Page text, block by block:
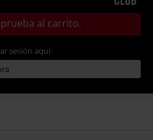
al carrito.
sesión aquí: